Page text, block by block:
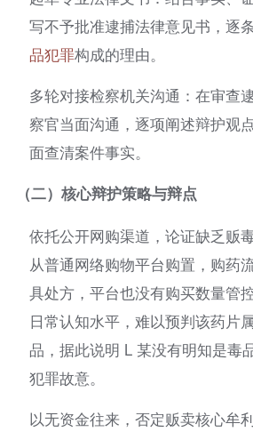
写不予批准逮捕法律意见书，逐
品犯罪构成的理由。
多轮对接检察机关沟通：在审查
察官当面沟通，逐项阐述辩护观
面查清案件事实。
（二）核心辩护策略与辩点
依托公开网购渠道，论证缺乏贩
从普通网络购物平台购置，购药
具处方，平台也没有购买数量管
日常认知水平，难以预判该药片
品，据此说明 L 某没有明知是毒
犯罪故意。
以无资金往来，否定贩卖核心牟